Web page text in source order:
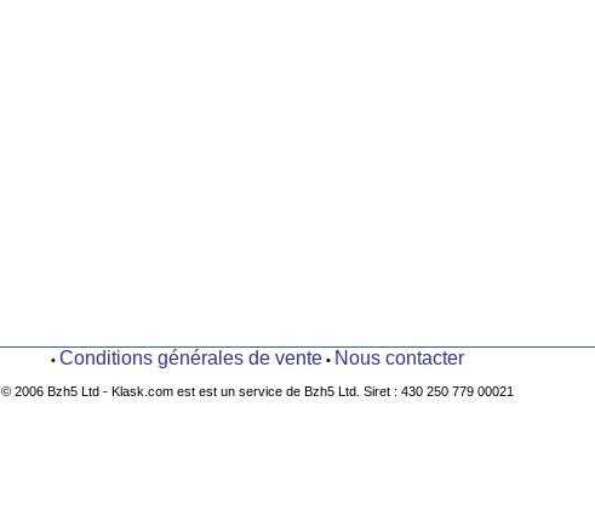
• Conditions générales de vente• Nous contacter
© 2006 Bzh5 Ltd - Klask.com est est un service de Bzh5 Ltd. Siret : 430 250 779 00021